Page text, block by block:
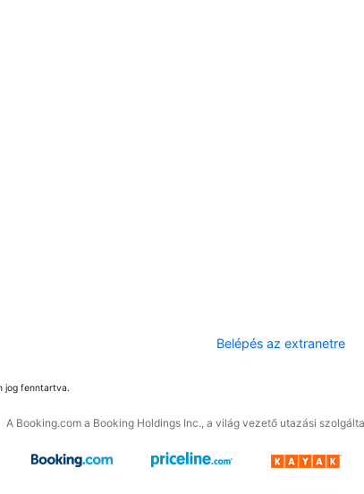
Belépés az extranetre
jog fenntartva.
A Booking.com a Booking Holdings Inc., a világ vezető utazási